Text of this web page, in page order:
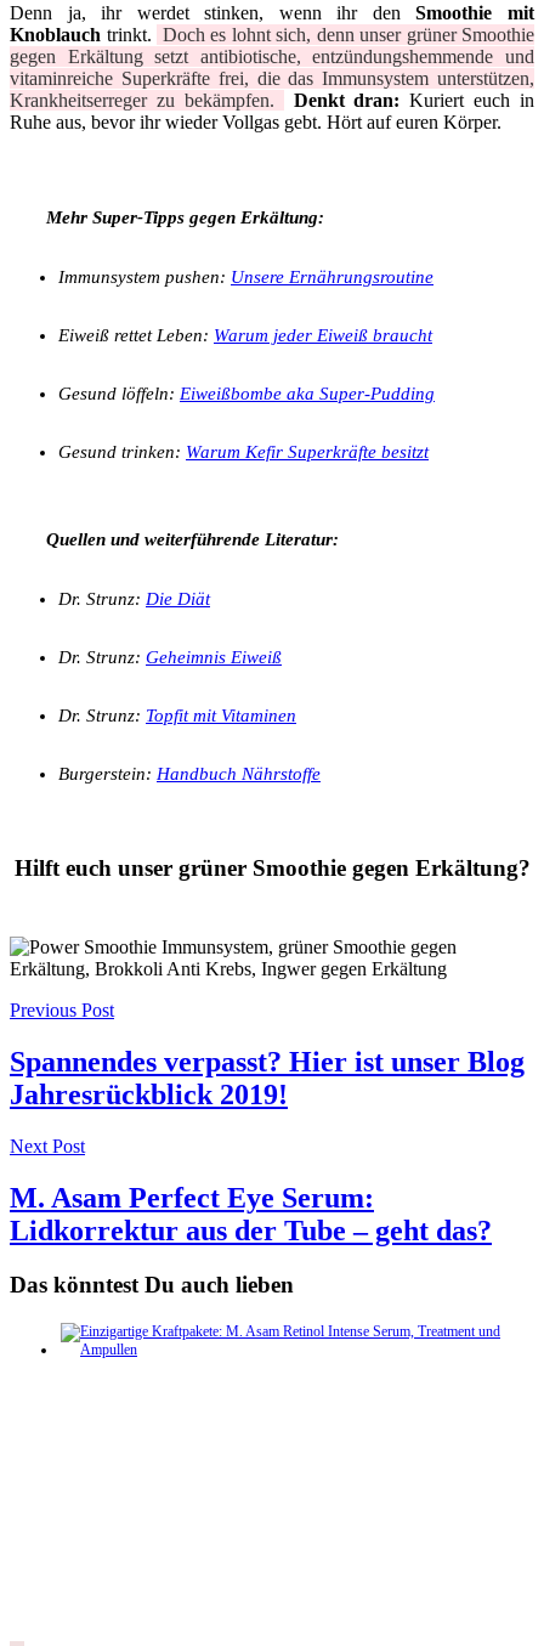
Denn ja, ihr werdet stinken, wenn ihr denSmoothie mit
Knoblauch trinkt. Doch es lohnt sich, denn unser grüner Smoothie
gegen Erkältung setzt antibiotische, entzündungshemmende und
vitaminreiche Superkräfte frei, die das Immunsystem unterstützen,
Krankheitserreger zu bekämpfen.
Denkt dran: Kuriert euch in
Ruhe aus, bevor ihr wieder Vollgas gebt. Hört auf euren Körper.
Mehr Super-Tipps gegen Erkältung:
Immunsystem pushen: Unsere Ernährungsroutine
Eiweiß rettet Leben: Warum jeder Eiweiß braucht
Gesund löffeln: Eiweißbombe aka Super-Pudding
Gesund trinken: Warum Kefir Superkräfte besitzt
Quellen und weiterführende Literatur:
Dr. Strunz: Die Diät
Dr. Strunz: Geheimnis Eiweiß
Dr. Strunz: Topfit mit Vitaminen
Burgerstein: Handbuch Nährstoffe
Hilft euch unser grüner Smoothie gegen Erkältung?
Post
navigation
Previous Post
Spannendes verpasst? Hier ist unser Blog
Jahresrückblick 2019!
Next Post
M. Asam Perfect Eye Serum:
Lidkorrektur aus der Tube – geht das?
Das könntest Du auch lieben